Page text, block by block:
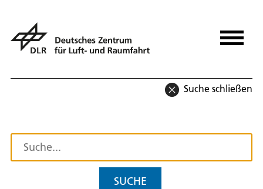
Suche schließen
SUCHE